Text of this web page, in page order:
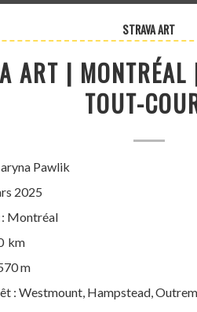
STRAVA ART
ART |
TOUT-
Pawlik
2025
Montréal
km
m
: Westmount, Hampstead,